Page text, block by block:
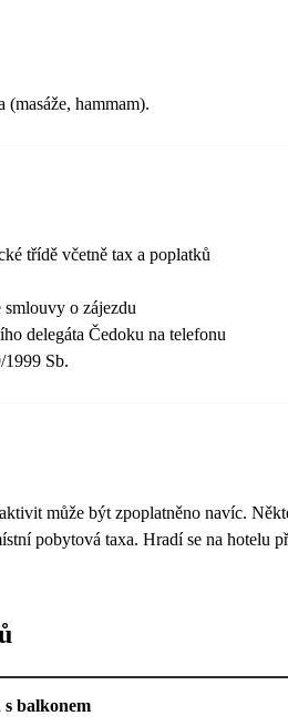
(masáže, hammam).
třídě včetně tax a poplatků
o zájezdu
delegáta Čedoku na telefonu
1999 Sb.
může být zpoplatněno navíc.
pobytová taxa. Hradí se na hotelu
balkonem